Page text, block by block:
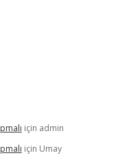
için admin
için Umay